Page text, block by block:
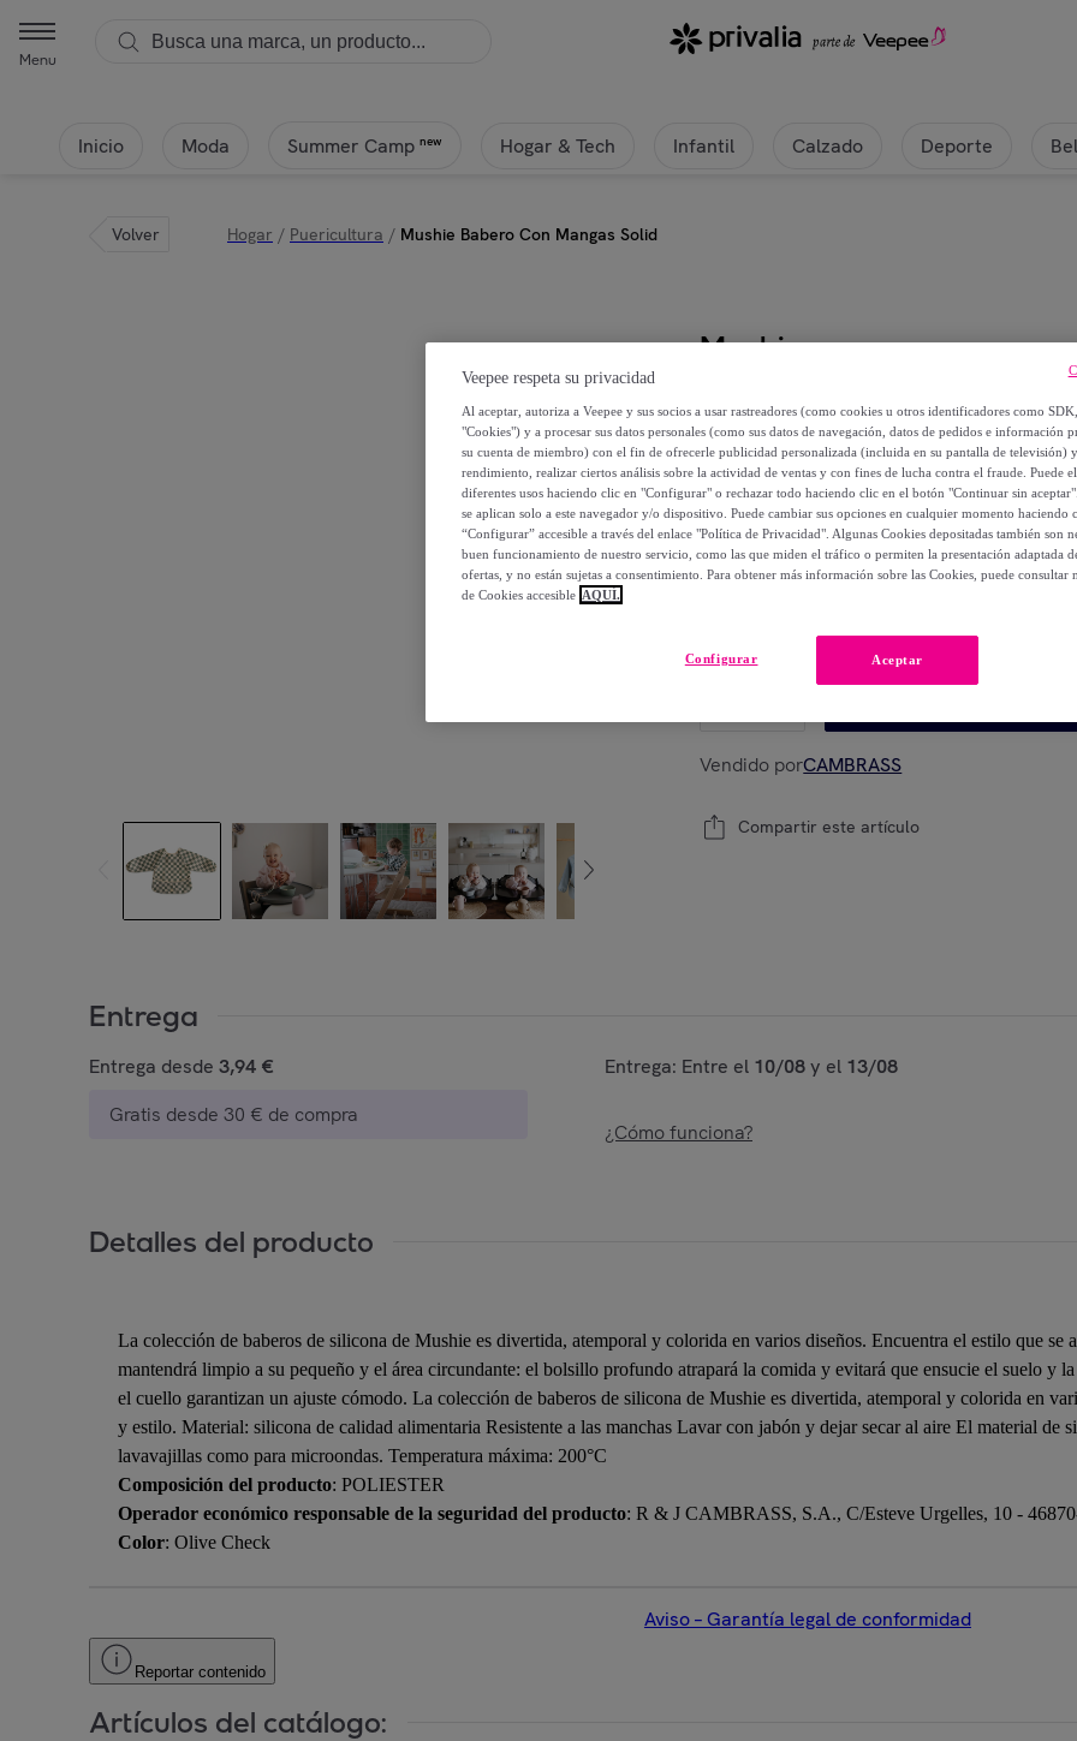
Menu
Inicio Moda Summer Camp new Hogar & Tech Infantil Calzado Deporte
Volver Hogar / Puericultura / Mushie Babero Con Mangas Solid
Mushie
Mushie Babero Con Mangas Solid
11,20 €
14,00 €
%
Modelo:
Vendido porCAMBRASS
Compartir este artículo
Entrega
Entrega desde 3,94 €
Gratis desde 30 € de compra
Entrega: Entre el 10/08y el 13/08
¿Cómo funciona?
Detalles del producto
La colección de baberos de silicona de Mushie es divertida, atemporal y colorida en varios diseños. Encuentra el estilo que se
mantendrá limpio a su pequeño y el área circundante: el bolsillo profundo atrapará la comida y evitará que ensucie el suelo y
el cuello garantizan un ajuste cómodo. La colección de baberos de silicona de Mushie es divertida, atemporal y colorida en
y estilo. Material: silicona de calidad alimentaria Resistente a las manchas Lavar con jabón y dejar secar al aire El material de
lavavajillas como para microondas. Temperatura máxima: 200°C
Composición del producto: POLIESTER
Operador económico responsable de la seguridad del producto: R & J CAMBRASS, S.A., C/Esteve Urgelles, 10 -
Color: Olive Check
Aviso – Garantía legal de conformidad
Reportar contenido
Artículos del catálogo:
Veepee respeta su privacidad
Al aceptar, autoriza a Veepee y sus socios a usar rastreadores (como cookies u otros identificadores como
"Cookies") y a procesar sus datos personales (como sus datos de navegación, datos de pedidos e información
su cuenta de miembro) con el fin de ofrecerle publicidad personalizada (incluida en su pantalla de televisión)
rendimiento, realizar ciertos análisis sobre la actividad de ventas y con fines de lucha contra el fraude. Puede
diferentes usos haciendo clic en "Configurar" o rechazar todo haciendo clic en el botón "Continuar sin
se aplican solo a este navegador y/o dispositivo. Puede cambiar sus opciones en cualquier momento haciendo
“Configurar” accesible a través del enlace "Política de Privacidad". Algunas Cookies depositadas también son
buen funcionamiento de nuestro servicio, como las que miden el tráfico o permiten la presentación adaptada
ofertas, y no están sujetas a consentimiento. Para obtener más información sobre las Cookies, puede consultar
de Cookies accesible AQUÍ.
Aceptar
Configurar